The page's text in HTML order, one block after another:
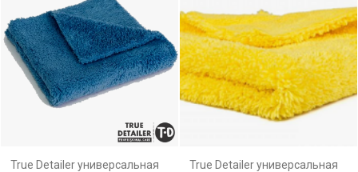
True Detailer универсальная
True Detailer универсальная